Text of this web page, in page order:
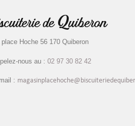
de Quiberon
place Hoche 56 170 Quiberon
nous au : 02 97 30 82 42
: